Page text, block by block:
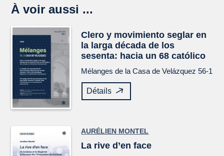
À voir aussi ...
Clero y movimiento seglar en
la larga década de los
sesenta: hacia un 68 católico
Mélanges de la Casa de Velázquez 56-1
Détails
AURÉLIEN MONTEL
La rive d’en face